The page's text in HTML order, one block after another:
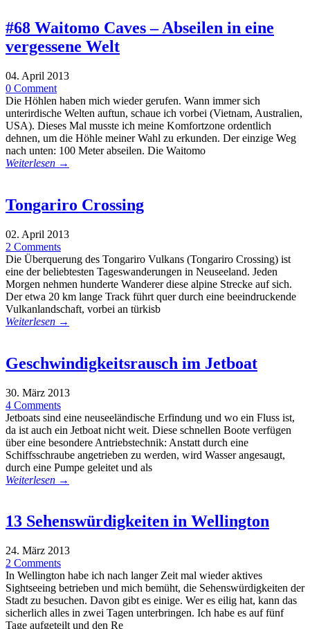
#68 Waitomo Caves – Abseilen in eine
vergessene Welt
04. April 2013
0 Comment
Die Höhlen haben mich wieder gerufen. Wann immer sich
unterirdische Welten auftun, schaue ich vorbei (Vietnam, Australien,
USA). Dieses Mal musste ich meine Komfortzone ordentlich
dehnen, um die Höhle meiner Wahl zu erkunden. Der einzige Weg
nach unten: 100 Meter abseilen. Die Waitomo
Weiterlesen →
Tongariro Crossing
02. April 2013
2 Comments
Die Überquerung des Tongariro Vulkans (Tongariro Crossing) ist
eine der beliebtesten Tageswanderungen in Neuseeland. Jeden
Morgen nehmen hunderte Wanderer diese alpine Strecke auf sich.
Der etwa 20 km lange Track führt quer durch eine beeindruckende
Vulkanlandschaft, vorbei an türkisb
Weiterlesen →
Geschwindigkeitsrausch im Jetboat
30. März 2013
4 Comments
Jetboats sind eine neuseeländische Erfindung und wo ein Fluss ist,
da ist auch ein Jetboat nicht weit. Diese schnellen Boote verfügen
über eine besondere Antriebstechnik: Anstatt durch eine
Schiffsschraube angetrieben zu werden, wird Wasser angesaugt,
durch eine Pumpe geleitet und als
Weiterlesen →
13 Sehenswürdigkeiten in Wellington
24. März 2013
2 Comments
In Wellington habe ich nach langer Zeit mal wieder aktives
Sightseeing betrieben und mich bemüht, die Sehenswürdigkeiten der
Stadt zu besuchen. Davon gibt es einige. Wer es eilig hat, kann das
sicherlich alles in zwei Tagen unterbringen. Ich habe es auf fünf
Tage aufgeteilt und den Re